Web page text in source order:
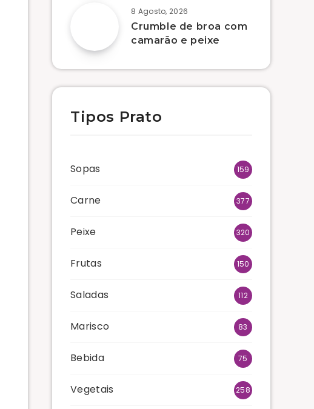
8 Agosto, 2026
Crumble de broa com
camarão e peixe
Tipos Prato
Sopas 159
Carne 377
Peixe 320
Frutas 150
Saladas 112
Marisco 83
Bebida 75
Vegetais 258